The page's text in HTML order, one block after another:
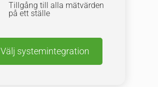
Tillgång till alla mätvärden
på ett ställe
Välj systemintegration